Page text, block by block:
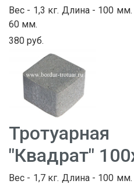
Вес - 1,3 кг. Длина - 100
60 мм.
380 руб.
"Квадрат"
Вес - 1,7 кг. Длина - 100